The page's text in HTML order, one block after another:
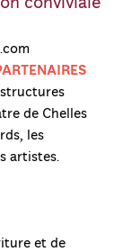
de Chelles
les
artistes.
et de